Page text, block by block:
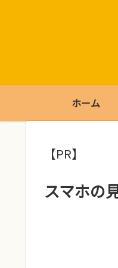
ホーム
【PR】
スマホの